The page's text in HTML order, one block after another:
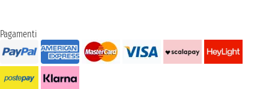
Pagamenti